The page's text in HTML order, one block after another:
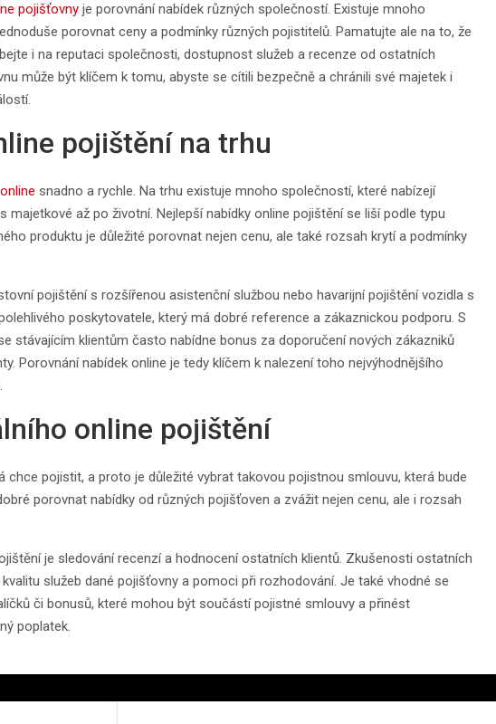
pojišťovny je porovnání nabídek různých společností. Existuje mnoho
porovnat ceny a podmínky různých pojistitelů. Pamatujte ale na to, že
i na reputaci společnosti, dostupnost služeb a recenze od ostatních
může být klíčem k tomu, abyste se cítili bezpečně a chránili své majetek i
pojištění na trhu
snadno a rychle. Na trhu existuje mnoho společností, které nabízejí
až po životní. Nejlepší nabídky online pojištění se liší podle typu
produktu je důležité porovnat nejen cenu, ale také rozsah krytí a podmínky
pojištění s rozšířenou asistenční službou nebo havarijní pojištění vozidla s
poskytovatele, který má dobré reference a zákaznickou podporu. S
stávajícím klientům často nabídne bonus za doporučení nových zákazniků
Porovnání nabídek online je tedy klíčem k nalezení toho nejvýhodnějšího
online pojištění
chce pojistit, a proto je důležité vybrat takovou pojistnou smlouvu, která bude
porovnat nabídky od různých pojišťoven a zvážit nejen cenu, ale i rozsah
je sledování recenzí a hodnocení ostatních klientů. Zkušenosti ostatních
služeb dané pojišťovny a pomoci při rozhodování. Je také vhodné se
či bonusů, které mohou být součástí pojistné smlouvy a přinést
poplatek.